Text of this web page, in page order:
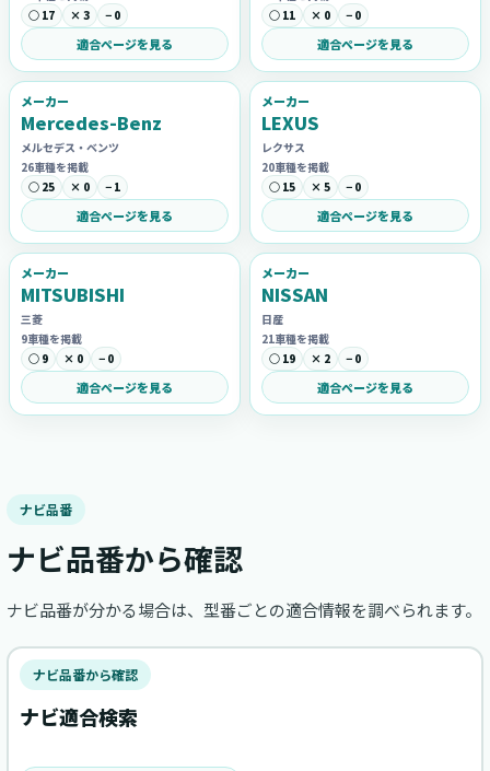
○ 17
× 3 − 0
適合ページを見る
○ 11
× 0 − 0
適合ページを見る
メーカー
Mercedes-Benz
メルセデス・ベンツ
26車種を掲載
○ 25
× 0 − 1
適合ページを見る
メーカー
LEXUS
レクサス
20車種を掲載
○ 15
× 5 − 0
適合ページを見る
メーカー
MITSUBISHI
三菱
9車種を掲載
○ 9
× 0 − 0
適合ページを見る
メーカー
NISSAN
日産
21車種を掲載
○ 19
× 2 − 0
適合ページを見る
ナビ品番
ナビ品番から確認
ナビ品番が分かる場合は、型番ごとの適合情報を調べられます。
ナビ品番から確認
ナビ適合検索